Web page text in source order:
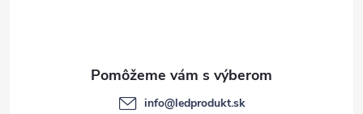
info@ledprodukt.sk